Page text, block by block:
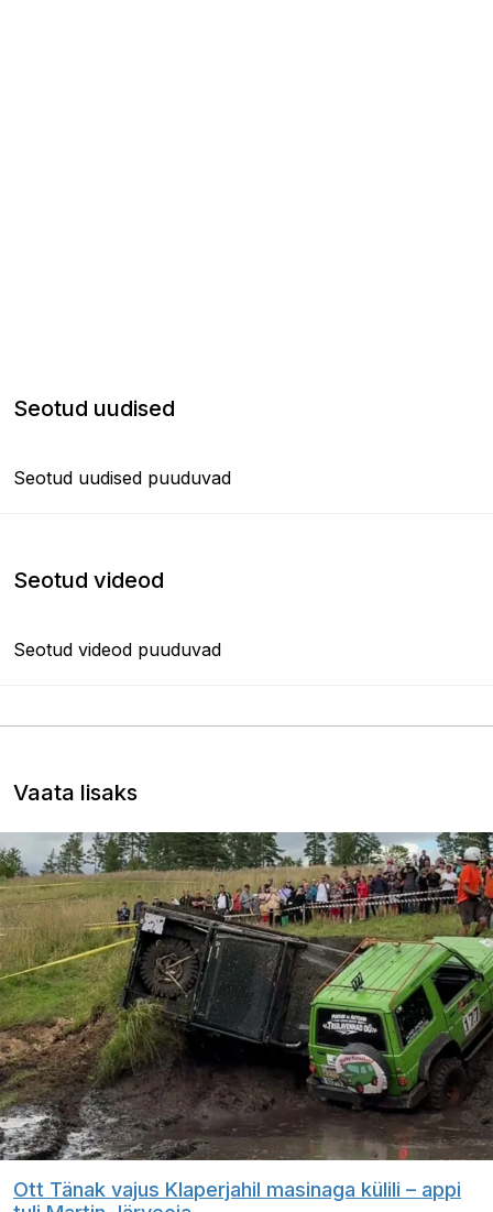
Seotud uudised
Seotud uudised puuduvad
Seotud videod
Seotud videod puuduvad
Vaata lisaks
Ott Tänak vajus Klaperjahil masinaga külili – appi